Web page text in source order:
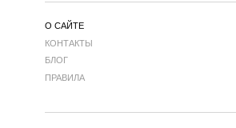
О САЙТЕ
КОНТАКТЫ
БЛОГ
ПРАВИЛА